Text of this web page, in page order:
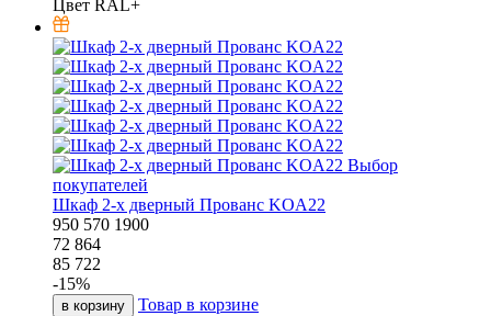
Цвет RAL+
Выбор
покупателей
Шкаф 2-х дверный Прованс KOA22
950 570 1900
72 864
85 722
-15%
в корзину Товар в корзине